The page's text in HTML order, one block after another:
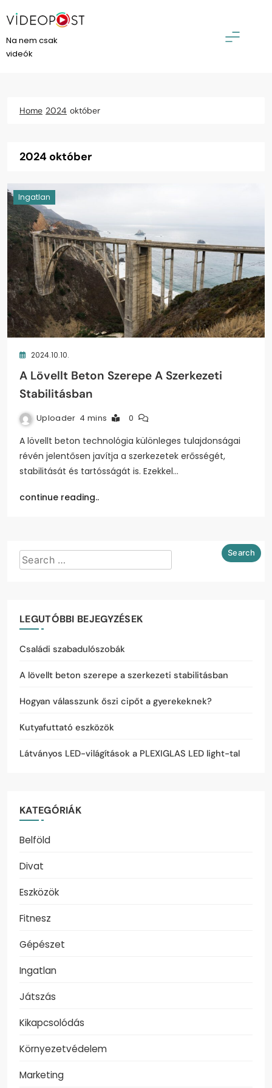
to
content
VideoPost
Na nem csak
videók
Home 2024 október
2024 október
Ingatlan
2024.10.10.
A Lövellt Beton Szerepe A Szerkezeti
Stabilitásban
Uploader 4 mins 0
A lövellt beton technológia különleges tulajdonságai
révén jelentősen javítja a szerkezetek erősségét,
stabilitását és tartósságát is. Ezekkel…
continue reading..
LEGUTÓBBI BEJEGYZÉSEK
Családi szabadulószobák
A lövellt beton szerepe a szerkezeti stabilitásban
Hogyan válasszunk őszi cipőt a gyerekeknek?
Kutyafuttató eszközök
Látványos LED-világítások a PLEXIGLAS LED light-tal
KATEGÓRIÁK
Belföld
Divat
Eszközök
Fitnesz
Gépészet
Ingatlan
Játszás
Kikapcsolódás
Környezetvédelem
Marketing